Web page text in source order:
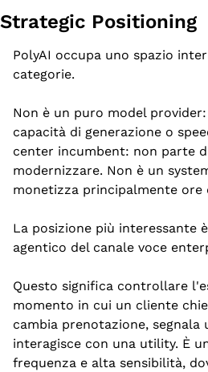
Strategic Positioning
PolyAI occupa uno spazio
categorie.
Non è un puro model
capacità di generazione o
center incumbent: non parte
modernizzare. Non è un
monetizza principalmente ore
La posizione più interessante
agentico del canale voce
Questo significa controllare
momento in cui un cliente
cambia prenotazione, segnala
interagisce con una utility. È
frequenza e alta sensibilità,